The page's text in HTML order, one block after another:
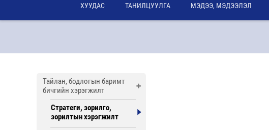
ХУУДАС
ТАНИЛЦУУЛГА
МЭДЭЭ, МЭДЭЭЛЭЛ
Тайлан, бодлогын баримт
бичгийн хэрэгжилт
Стратеги, зорилго,
зорилтын хэрэгжилт